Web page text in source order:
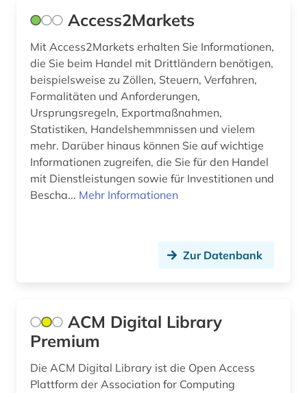
cloud computing (1)
coaching (1)
comesa-staaten (1)
commonwealth (2)
community currency (1)
compliance (2)
computerunterstütztes lernen (1)
corona (1)
Access2Markets
Mit Access2Markets erhalten Sie Informationen,
die Sie beim Handel mit Drittländern benötigen,
beispielsweise zu Zöllen, Steuern, Verfahren,
Formalitäten und Anforderungen,
Ursprungsregeln, Exportmaßnahmen,
Statistiken, Handelshemmnissen und vielem
mehr. Darüber hinaus können Sie auf wichtige
Informationen zugreifen, die Sie für den Handel
mit Dienstleistungen sowie für Investitionen und
Bescha... Mehr Informationen
Zur Datenbank
ACM Digital Library
Premium
Die ACM Digital Library ist die Open Access
Plattform der Association for Computing